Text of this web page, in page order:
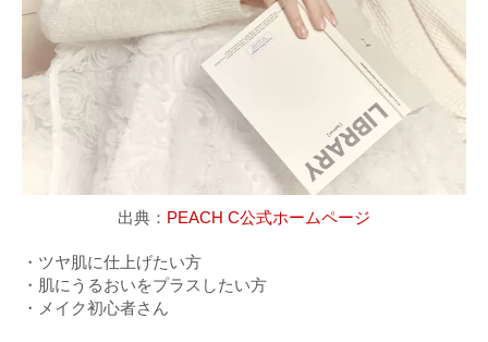
出典： PEACH C公式ホームページ
・ツヤ肌に仕上げたい方
・肌にうるおいをプラスしたい方
・メイク初心者さん